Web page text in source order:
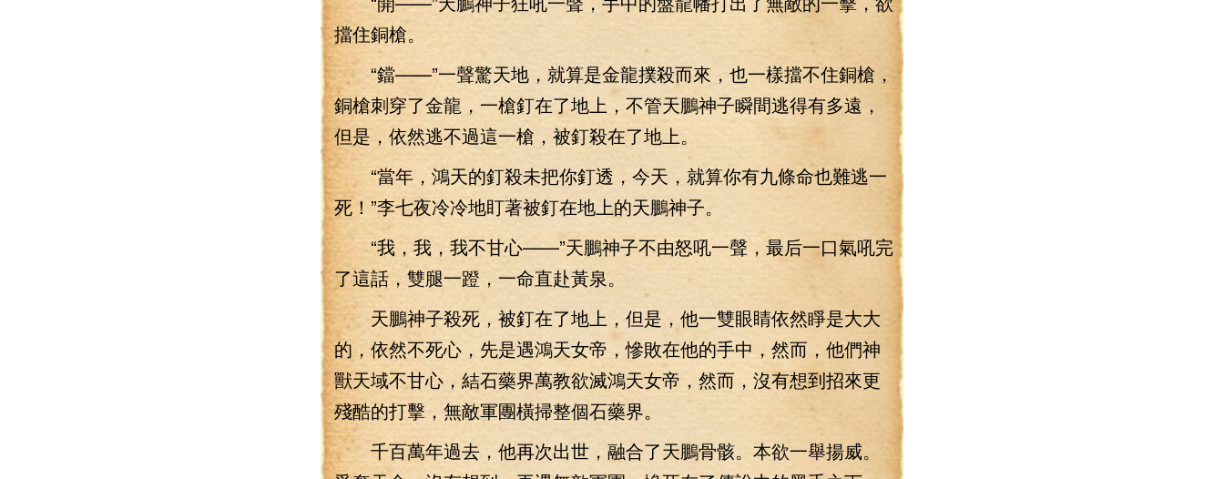
擋住銅槍。
“鐺——”一聲驚天地，就算是金龍撲殺而來，也一樣擋不住銅槍，
銅槍刺穿了金龍，一槍釘在了地上，不管天鵬神子瞬間逃得有多遠，
但是，依然逃不過這一槍，被釘殺在了地上。
“當年，鴻天的釘殺未把你釘透，今天，就算你有九條命也難逃一
死！”李七夜冷冷地盯著被釘在地上的天鵬神子。
“我，我，我不甘心——”天鵬神子不由怒吼一聲，最后一口氣吼完
了這話，雙腿一蹬，一命直赴黃泉。
天鵬神子殺死，被釘在了地上，但是，他一雙眼睛依然睜是大大
的，依然不死心，先是遇鴻天女帝，慘敗在他的手中，然而，他們神
獸天域不甘心，結石藥界萬教欲滅鴻天女帝，然而，沒有想到招來更
殘酷的打擊，無敵軍團橫掃整個石藥界。
千百萬年過去，他再次出世，融合了天鵬骨骸。本欲一舉揚威。